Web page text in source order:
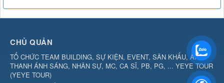
CHỦ QUẢN
TỔ CHỨC TEAM BUILDING, SỰ KIỆN, EVENT, SÂN KHẤU, ÂM
THANH ÁNH SÁNG, NHÂN SỰ, MC, CA SĨ, PB, PG, ... YEYE TOUR
(YEYE TOUR)